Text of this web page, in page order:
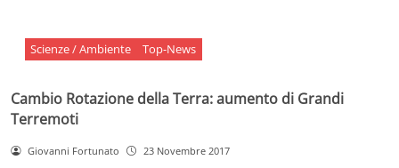
Scienze / Ambiente Top-News
Cambio Rotazione della Terra: aumento di Grandi
Terremoti
Giovanni Fortunato 23 Novembre 2017